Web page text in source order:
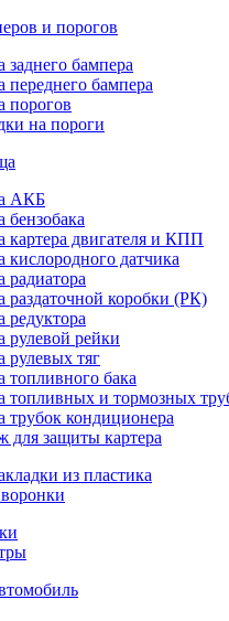
и порогов
заднего бампера
переднего бампера
порогов
на пороги
АКБ
бензобака
картера двигателя и КПП
кислородного датчика
радиатора
раздаточной коробки (РК)
редуктора
рулевой рейки
рулевых тяг
топливного бака
топливных и тормозных
трубок кондиционера
для защиты картера
из пластика